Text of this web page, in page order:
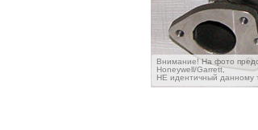
Внимание! На фото
Honeywell/Garrett,
НЕ идентичный данному